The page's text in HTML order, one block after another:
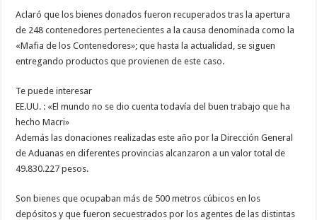
Aclaró que los bienes donados fueron recuperados tras la apertura
de 248 contenedores pertenecientes a la causa denominada como la
«Mafia de los Contenedores»; que hasta la actualidad, se siguen
entregando productos que provienen de este caso.
Te puede interesar
EE.UU. : «El mundo no se dio cuenta todavía del buen trabajo que ha
hecho Macri»
Además las donaciones realizadas este año por la Dirección General
de Aduanas en diferentes provincias alcanzaron a un valor total de
49.830.227 pesos.
Son bienes que ocupaban más de 500 metros cúbicos en los
depósitos y que fueron secuestrados por los agentes de las distintas